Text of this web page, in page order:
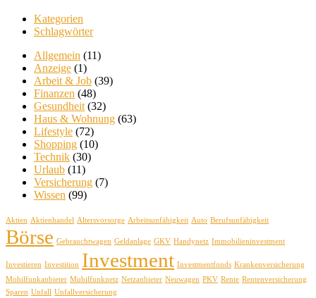
Kategorien
Schlagwörter
Allgemein (11)
Anzeige (1)
Arbeit & Job (39)
Finanzen (48)
Gesundheit (32)
Haus & Wohnung (63)
Lifestyle (72)
Shopping (10)
Technik (30)
Urlaub (11)
Versicherung (7)
Wissen (99)
Aktien Aktienhandel Altersvorsorge Arbeitsunfähigkeit Auto Berufsunfähigkeit
Börse Gebrauchtwagen Geldanlage GKV Handynetz Immobilieninvestment
Investieren Investition Investment Investmentfonds Krankenversicherung
Mobilfunkanbieter Mubilfunknetz Netzanbieter Neuwagen PKV Rente Rentenversicherung
Sparen Unfall Unfallversicherung